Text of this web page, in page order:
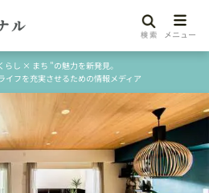
し × まち "の魅力を新発見。
イフを充実させるための情報メディア